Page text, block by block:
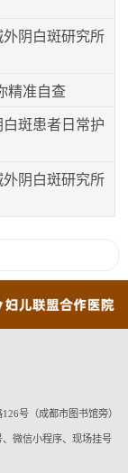
阴白斑研究所
精准自查
斑患者日常护
阴白斑研究所
号（成都市图书馆旁）
微信小程序、现场挂号